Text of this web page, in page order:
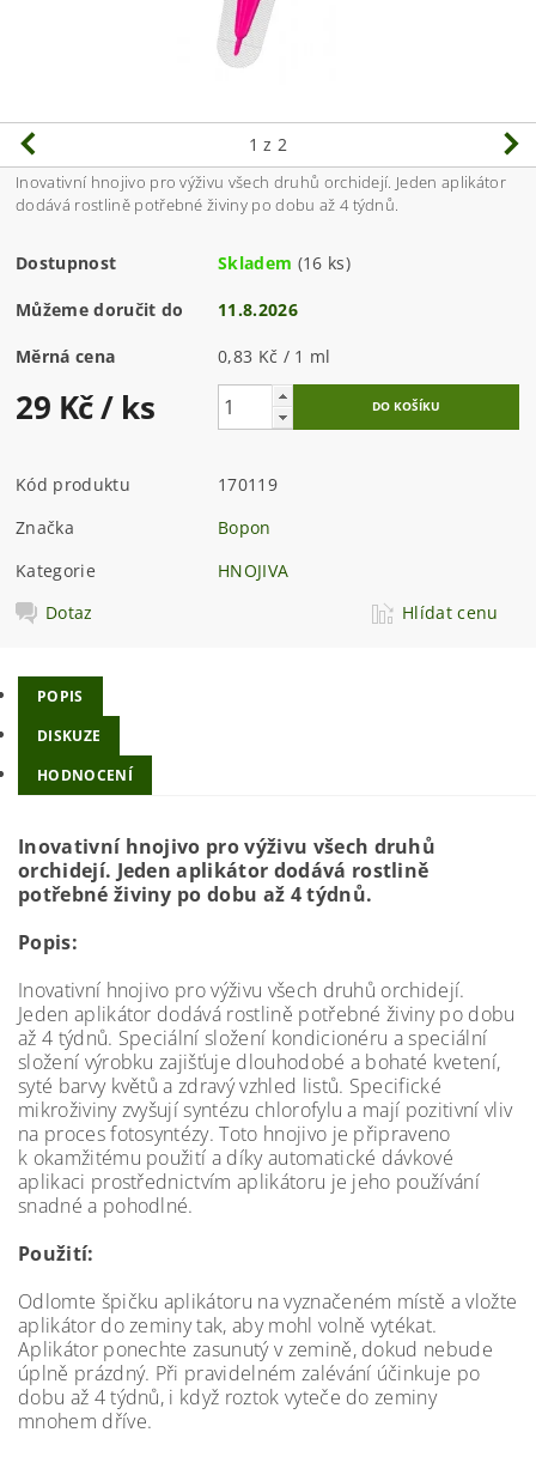
1 z 2
Inovativní hnojivo pro výživu všech druhů orchidejí. Jeden aplikátor
dodává rostlině potřebné živiny po dobu až 4 týdnů.
Dostupnost Skladem (16 ks)
Můžeme doručit do 11.8.2026
Měrná cena 0,83 Kč / 1 ml
29 Kč/ ks
Kód produktu
170119
Značka
Bopon
Kategorie
HNOJIVA
Dotaz
Hlídat cenu
POPIS
DISKUZE
HODNOCENÍ
Inovativní hnojivo pro výživu všech druhů
orchidejí. Jeden aplikátor dodává rostlině
potřebné živiny po dobu až 4 týdnů.
Popis:
Inovativní hnojivo pro výživu všech druhů orchidejí.
Jeden aplikátor dodává rostlině potřebné živiny po dobu
až 4 týdnů. Speciální složení kondicionéru a speciální
složení výrobku zajišťuje dlouhodobé a bohaté kvetení,
syté barvy květů a zdravý vzhled listů. Specifické
mikroživiny zvyšují syntézu chlorofylu a mají pozitivní vliv
na proces fotosyntézy. Toto hnojivo je připraveno
k okamžitému použití a díky automatické dávkové
aplikaci prostřednictvím aplikátoru je jeho používání
snadné a pohodlné.
Použití:
Odlomte špičku aplikátoru na vyznačeném místě a vložte
aplikátor do zeminy tak, aby mohl volně vytékat.
Aplikátor ponechte zasunutý v zemině, dokud nebude
úplně prázdný. Při pravidelném zalévání účinkuje po
dobu až 4 týdnů, i když roztok vyteče do zeminy
mnohem dříve.